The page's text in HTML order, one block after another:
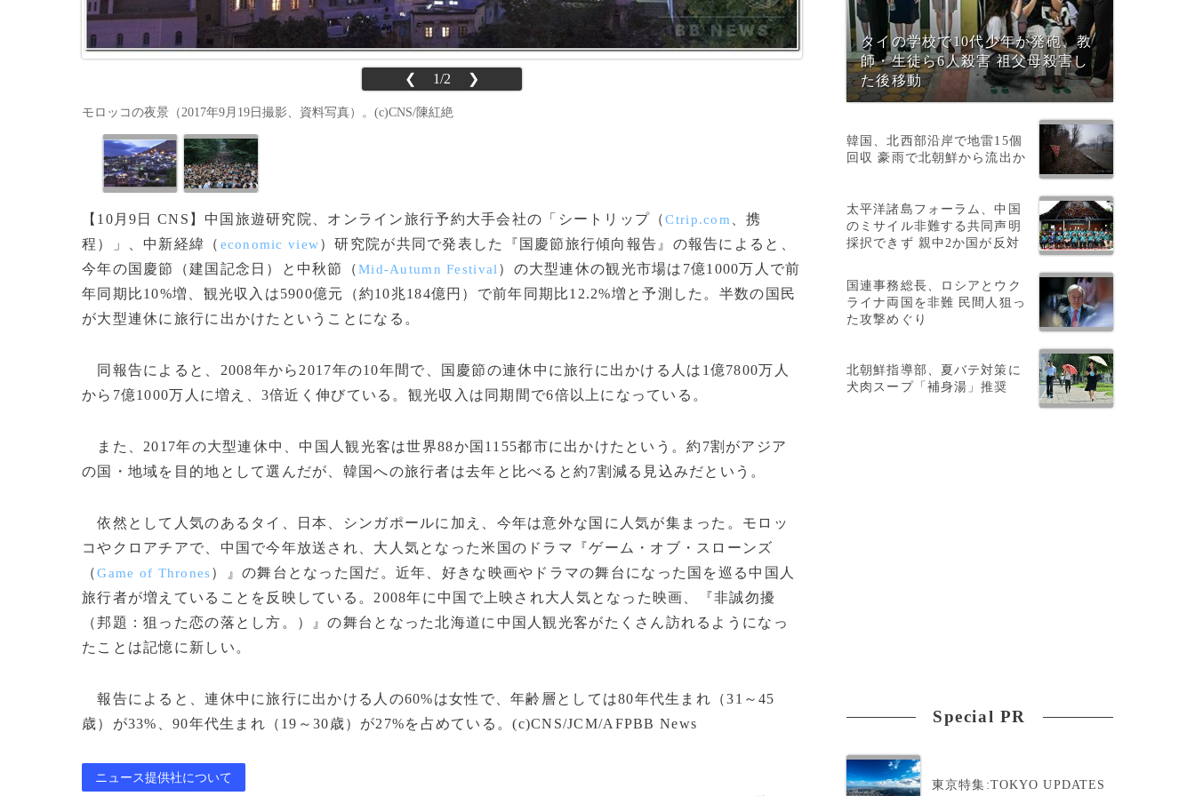
❮ 1/2 ❯
モロッコの夜景（2017年9月19日撮影、資料写真）。(c)CNS/陳紅絶
【10月9日 CNS】中国旅遊研究院、オンライン旅行予約大手会社の「シートリップ（Ctrip.com
、携
程）」、中新経緯（ economic view）研究院が共同で発表した『国慶節旅行傾向報告』の報告によると、
今年の国慶節（建国記念日）と中秋節（Mid-Autumn Festival ）の大型連休の観光市場は7億1000万人で前
年同期比10%増、観光収入は5900億元（約10兆184億円）で前年同期比12.2%増と予測した。半数の国民
が大型連休に旅行に出かけたということになる。
同報告によると、2008年から2017年の10年間で、国慶節の連休中に旅行に出かける人は1億7800万人
から7億1000万人に増え、3倍近く伸びている。観光収入は同期間で6倍以上になっている。
また、2017年の大型連休中、中国人観光客は世界88か国1155都市に出かけたという。約7割がアジア
の国・地域を目的地として選んだが、韓国への旅行者は去年と比べると約7割減る見込みだという。
依然として人気のあるタイ、日本、シンガポールに加え、今年は意外な国に人気が集まった。モロッ
コやクロアチアで、中国で今年放送され、大人気となった米国のドラマ『ゲーム・オブ・スローンズ
（Game of Thrones）』の舞台となった国だ。近年、好きな映画やドラマの舞台になった国を巡る中国人
旅行者が増えていることを反映している。2008年に中国で上映され大人気となった映画、『非誠勿擾
（邦題：狙った恋の落とし方。）』の舞台となった北海道に中国人観光客がたくさん訪れるようになっ
たことは記憶に新しい。
報告によると、連休中に旅行に出かける人の60%は女性で、年齢層としては80年代生まれ（31～45
歳）が33%、90年代生まれ（19～30歳）が27%を占めている。(c)CNS/JCM/AFPBB News
ニュース提供社について
タイの学校で10代少年が発砲、教
師・生徒ら6人殺害 祖父母殺害し
た後移動
韓国、北西部沿岸で地雷15個
回収 豪雨で北朝鮮から流出か
太平洋諸島フォーラム、中国
のミサイル非難する共同声明
採択できず 親中2か国が反対
国連事務総長、ロシアとウク
ライナ両国を非難 民間人狙っ
た攻撃めぐり
北朝鮮指導部、夏バテ対策に
犬肉スープ「補身湯」推奨
Special PR
東京特集:TOKYO UPDATES